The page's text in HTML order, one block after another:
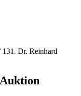
131. Dr. Reinhard